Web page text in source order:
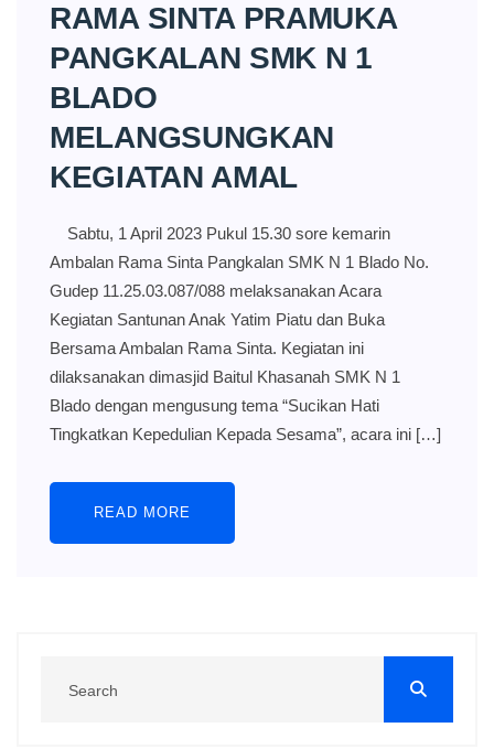
RAMA SINTA PRAMUKA
PANGKALAN SMK N 1
BLADO
MELANGSUNGKAN
KEGIATAN AMAL
Sabtu, 1 April 2023 Pukul 15.30 sore kemarin
Ambalan Rama Sinta Pangkalan SMK N 1 Blado No.
Gudep 11.25.03.087/088 melaksanakan Acara
Kegiatan Santunan Anak Yatim Piatu dan Buka
Bersama Ambalan Rama Sinta. Kegiatan ini
dilaksanakan dimasjid Baitul Khasanah SMK N 1
Blado dengan mengusung tema “Sucikan Hati
Tingkatkan Kepedulian Kepada Sesama”, acara ini […]
READ MORE